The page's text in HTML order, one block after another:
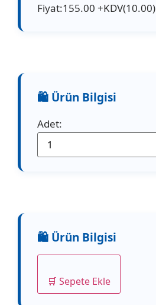
Fiyat:155.00 +KDV(10.00)
Adet:
🛒 Sepete Ekle